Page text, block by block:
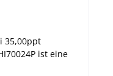
35,00ppt
ist eine